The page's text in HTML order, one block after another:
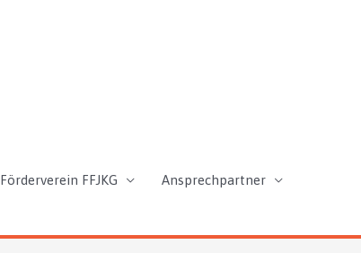
Förderverein FFJKG Ansprechpartner